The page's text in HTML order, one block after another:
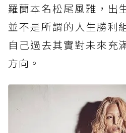
羅蘭本名松尾風雅，出
並不是所謂的人生勝利
自己過去其實對未來充
方向。